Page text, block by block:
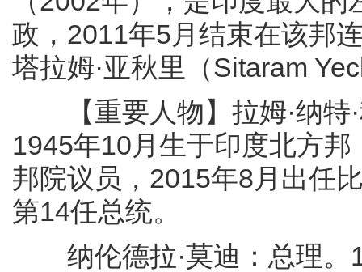
政，2011年5月结束在该邦
塔拉姆·亚秋里（Sitaram
【重要人物】拉姆·纳特·
1945年10月生于印度北方
邦院议员，2015年8月出任
第14任总统。
纳伦德拉·莫迪：总理。